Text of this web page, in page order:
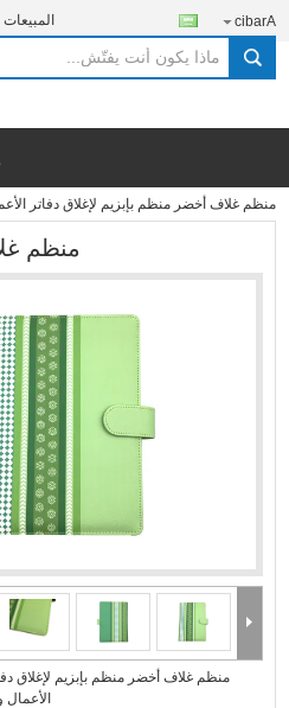
Arabic
search
منظم غلاف أخضر منظم بإبزيم لإغلاق دفاتر
منظم
منظم غلاف أخضر منظم بإبزيم لإغلاق